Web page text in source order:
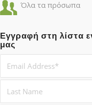
Όλα τα πρόσωπα
Εγγραφή στη λίστα
μας